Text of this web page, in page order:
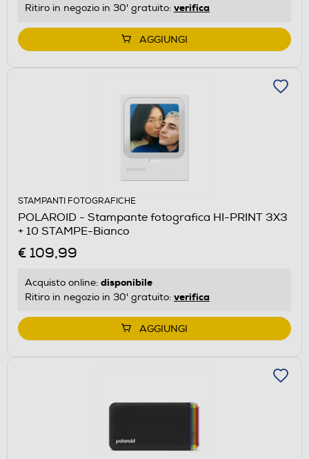
Ritiro in negozio in 30' gratuito: verifica
AGGIUNGI
STAMPANTI FOTOGRAFICHE
POLAROID - Stampante fotografica HI-PRINT 3X3
+ 10 STAMPE-Bianco
€ 109,99
Acquisto online: disponibile
Ritiro in negozio in 30' gratuito: verifica
AGGIUNGI